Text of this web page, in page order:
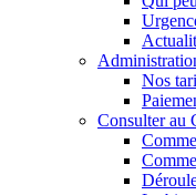
Nos
Consulter au